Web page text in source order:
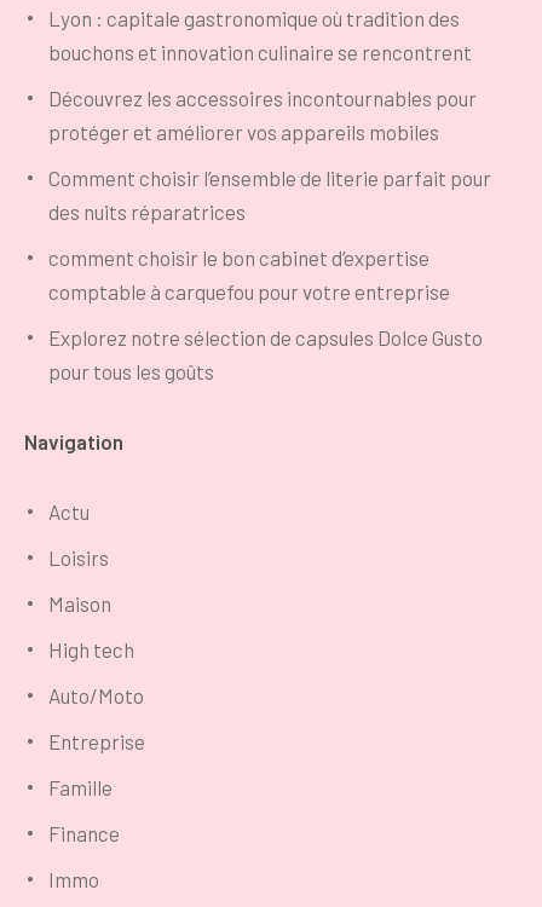
Lyon : capitale gastronomique où tradition des
bouchons et innovation culinaire se rencontrent
Découvrez les accessoires incontournables pour
protéger et améliorer vos appareils mobiles
Comment choisir l’ensemble de literie parfait pour
des nuits réparatrices
comment choisir le bon cabinet d’expertise
comptable à carquefou pour votre entreprise
Explorez notre sélection de capsules Dolce Gusto
pour tous les goûts
Navigation
Actu
Loisirs
Maison
High tech
Auto/Moto
Entreprise
Famille
Finance
Immo